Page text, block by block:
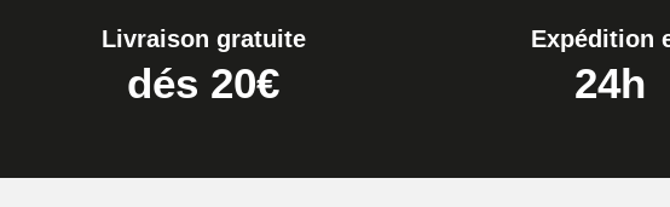
Extracteur de Bracelet de Montre Facile
Livraison gratuite
dés 20€
Expédition
24h